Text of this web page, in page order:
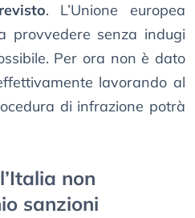
. L’Unione europea
provvedere senza indugi
Per ora non è dato
lavorando al
di infrazione potrà
non
sanzioni